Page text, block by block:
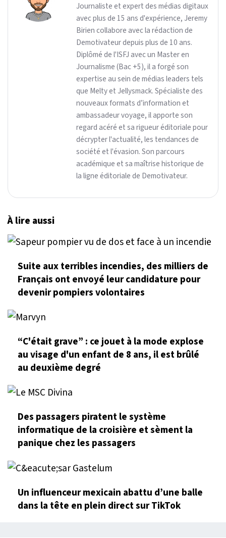
Journaliste et expert des médias digitaux
avec plus de 15 ans d'expérience, Jeremy
Birien collabore avec la rédaction de
Demotivateur depuis plus de 10 ans.
Diplômé de l'ISFJ avec un Master en
Journalisme (Bac +5), il a forgé son
expertise au sein de médias leaders tels
que Melty et Jellysmack. Spécialiste des
nouveaux formats d’information et
ambassadeur voyage, il apporte son
regard acéré et sa rigueur éditoriale pour
décrypter l'actualité, les tendances de
société et l'évasion. Son parcours
académique et sa maîtrise historique de
la ligne éditoriale de Demotivateur.
À lire aussi
Suite aux terribles incendies, des milliers de
Français ont envoyé leur candidature pour
devenir pompiers volontaires
“C'était grave” : ce jouet à la mode explose
au visage d'un enfant de 8 ans, il est brûlé
au deuxième degré
Des passagers piratent le système
informatique de la croisière et sèment la
panique chez les passagers
Un influenceur mexicain abattu d’une balle
dans la tête en plein direct sur TikTok